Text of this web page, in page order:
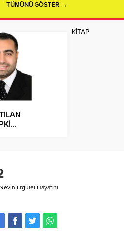
TÜMÜNÜ GÖSTER →
KİTAP
Ergüler Hayatını